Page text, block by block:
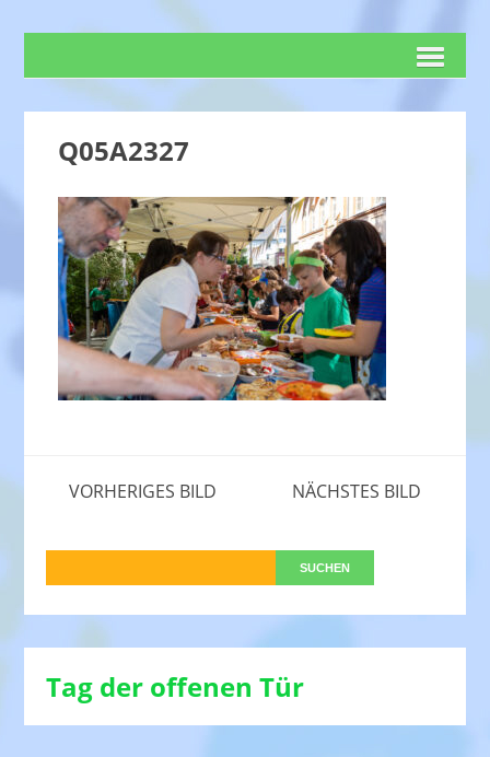
Q05A2327
VORHERIGES BILD NÄCHSTES BILD
Tag der offenen Tür